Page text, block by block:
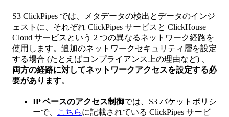
S3 ClickPipes では、メタデータの検出とデータのインジ
ェストに、それぞれ ClickPipes サービスと ClickHouse
Cloud サービスという 2 つの異なるネットワーク経路を
使用します。追加のネットワークセキュリティ層を設定
する場合 (たとえばコンプライアンス上の理由など) 、
両方の経路に対してネットワークアクセスを設定する必
要があります。
IP ベースのアクセス制御では、S3 バケットポリシ
ーで、
こちらに記載されている ClickPipes サービ